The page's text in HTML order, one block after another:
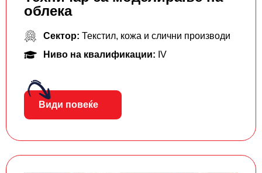
облека
Сектор: Текстил, кожа и слични производи
Ниво на квалификации: IV
Види повеќе